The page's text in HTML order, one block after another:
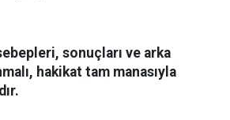
sonuçları ve arka
hakikat tam manasıyla